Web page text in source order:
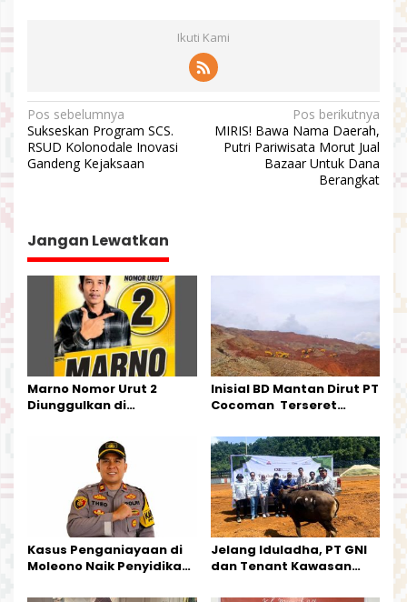
Ikuti Kami
N
a
v
a
s
s
Pos sebelumnya
Sukseskan Program SCS.
RSUD Kolonodale Inovasi
Gandeng Kejaksaan
Pos berikutnya
MIRIS! Bawa Nama Daerah,
Putri Pariwisata Morut Jual
Bazaar Untuk Dana
Berangkat
Jangan Lewatkan
Marno Nomor Urut 2
Diunggulkan di
Kesederhanaannya Jadi
Harapan Warga
Inisial BD Mantan Dirut PT
Cocoman Terseret
Tata Kelola Tambang
Kalimantan Barat
Kasus Penganiayaan di
Moleono Naik Penyidikan,
Kesempatan Terakhir
Jelang Iduladha, PT GNI
dan Tenant Kawasan
Kurban